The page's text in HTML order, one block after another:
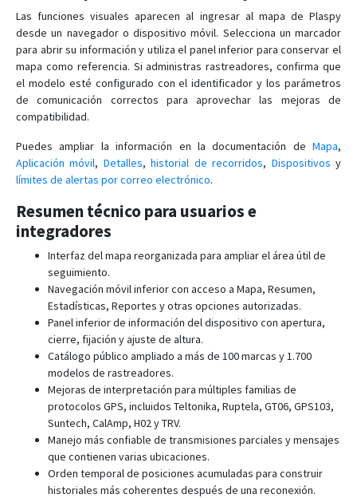
Las funciones visuales aparecen al ingresar al mapa de Plaspy
desde un navegador o dispositivo móvil. Selecciona un marcador
para abrir su información y utiliza el panel inferior para conservar el
mapa como referencia. Si administras rastreadores, confirma que
el modelo esté configurado con el identificador y los parámetros
de comunicación correctos para aprovechar las mejoras de
compatibilidad.
Puedes ampliar la información en la documentación de Mapa,
Aplicación móvil, Detalles,historial de recorridos, Dispositivos y
límites de alertas por correo electrónico.
Resumen técnico para usuarios e
integradores
Interfaz del mapa reorganizada para ampliar el área útil de
seguimiento.
Navegación móvil inferior con acceso a Mapa, Resumen,
Estadísticas, Reportes y otras opciones autorizadas.
Panel inferior de información del dispositivo con apertura,
cierre, fijación y ajuste de altura.
Catálogo público ampliado a más de 100 marcas y 1.700
modelos de rastreadores.
Mejoras de interpretación para múltiples familias de
protocolos GPS, incluidos Teltonika, Ruptela, GT06, GPS103,
Suntech, CalAmp, H02 y TRV.
Manejo más confiable de transmisiones parciales y mensajes
que contienen varias ubicaciones.
Orden temporal de posiciones acumuladas para construir
historiales más coherentes después de una reconexión.